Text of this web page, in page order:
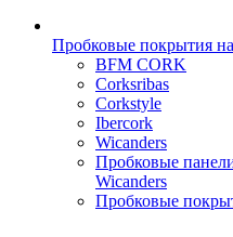
Пробковые покрытия
BFM CORK
Corksribas
Corkstyle
Ibercork
Wicanders
Пробковые
Wicanders
Пробковые